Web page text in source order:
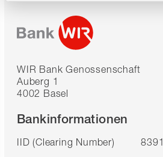
WIR Bank Genossenschaft
Auberg 1
4002 Basel
Bankinformationen
IID (Clearing Number)
8391